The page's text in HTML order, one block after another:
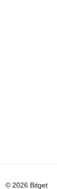
© 2026 Bitget